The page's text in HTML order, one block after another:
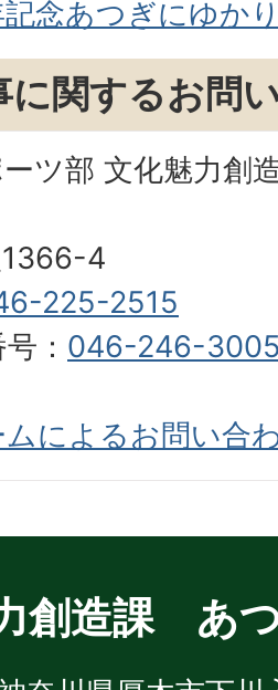
念あつぎにゆか
に関するお問
ツ部 文化魅力創
1366-4
225-2515
： 046-246-
によるお問い合
創造課 あ